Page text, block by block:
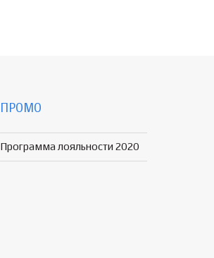
ПРОМО
Программа лояльности 2020